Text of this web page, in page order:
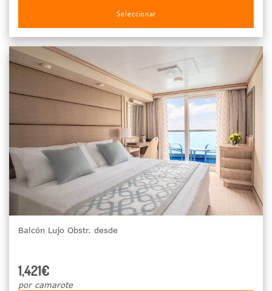
Seleccionar
Balcón Lujo Obstr. desde
1,421€
por camarote